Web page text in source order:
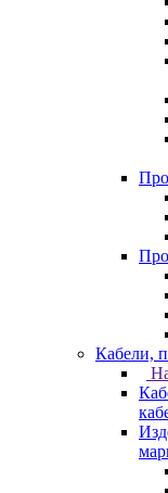
Кабели,